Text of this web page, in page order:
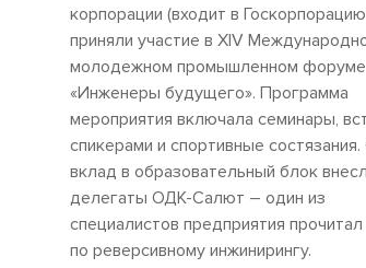
корпорации (входит в
приняли участие в XIV
молодежном промышленном форуме
«Инженеры будущего». Программа
мероприятия включала семинары,
спикерами и спортивные
вклад в образовательный блок
делегаты ОДК-Салют – один из
специалистов предприятия
по реверсивному инжинирингу.